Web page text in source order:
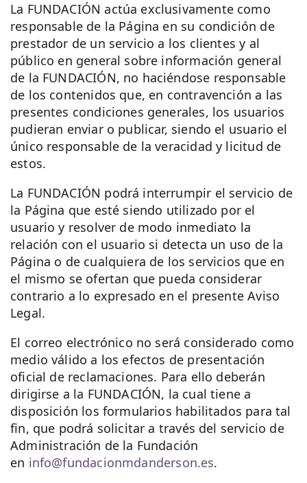
La FUNDACIÓN actúa exclusivamente como
responsable de la Página en su condición de
prestador de un servicio a los clientes y al
público en general sobre información general
de la FUNDACIÓN, no haciéndose responsable
de los contenidos que, en contravención a las
presentes condiciones generales, los usuarios
pudieran enviar o publicar, siendo el usuario el
único responsable de la veracidad y licitud de
estos.
La FUNDACIÓN podrá interrumpir el servicio de
la Página que esté siendo utilizado por el
usuario y resolver de modo inmediato la
relación con el usuario si detecta un uso de la
Página o de cualquiera de los servicios que en
el mismo se ofertan que pueda considerar
contrario a lo expresado en el presente Aviso
Legal.
El correo electrónico no será considerado como
medio válido a los efectos de presentación
oficial de reclamaciones. Para ello deberán
dirigirse a la FUNDACIÓN, la cual tiene a
disposición los formularios habilitados para tal
fin, que podrá solicitar a través del servicio de
Administración de la Fundación
en info@fundacionmdanderson.es.